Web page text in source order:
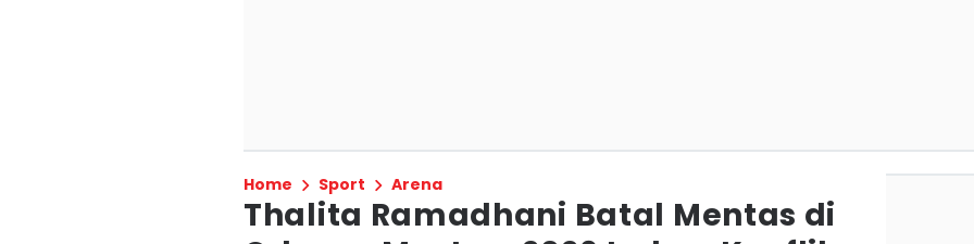
Home Sport Arena
Thalita Ramadhani Batal Mentas di